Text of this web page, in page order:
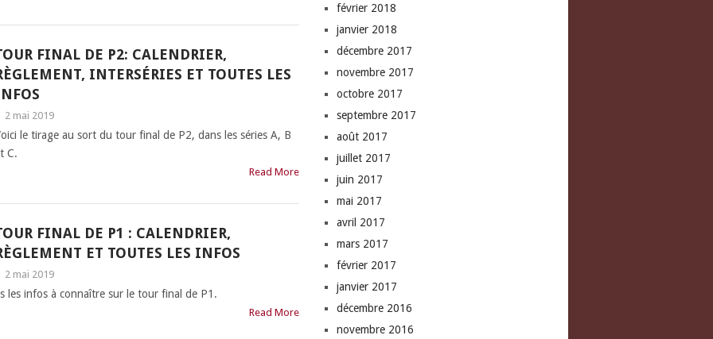
FINAL DE P2: CALENDRIER,
INTERSÉRIES ET TOUTES LES
2 mai 2019
le tirage au sort du tour final de P2, dans les séries A, B
C.
Read More
FINAL DE P1 : CALENDRIER,
ET TOUTES LES INFOS
2 mai 2019
les infos à connaître sur le tour final de P1.
Read More
février 2018
janvier 2018
décembre 2017
novembre 2017
octobre 2017
septembre 2017
août 2017
juillet 2017
juin 2017
mai 2017
avril 2017
mars 2017
février 2017
janvier 2017
décembre 2016
novembre 2016